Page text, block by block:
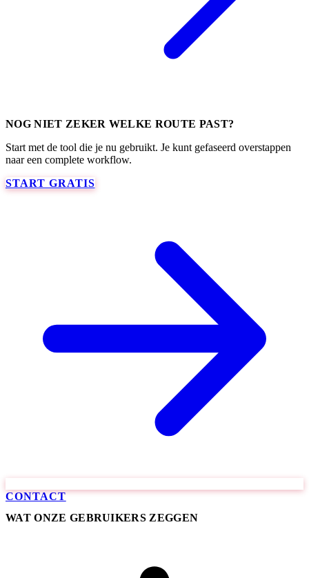
NOG NIET ZEKER WELKE ROUTE PAST?
Start met de tool die je nu gebruikt. Je kunt gefaseerd overstappen
naar een complete workflow.
START GRATIS
CONTACT
WAT ONZE GEBRUIKERS ZEGGEN